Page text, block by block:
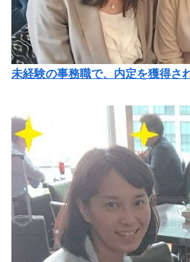
未経験の事務職で、内定を獲得さ